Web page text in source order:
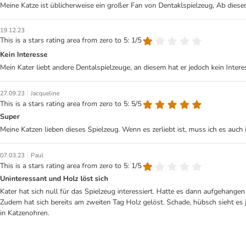
Meine Katze ist üblicherweise ein großer Fan von Dentaklspielzeug, Ab
19.12.23
This is a stars rating area from zero to 5: 1/5
Kein Interesse
Mein Kater liebt andere Dentalspielzeuge, an diesem hat er jedoch kein
27.09.23 | Jacqueline
This is a stars rating area from zero to 5: 5/5
Super
Meine Katzen lieben dieses Spielzeug. Wenn es zerliebt ist, muss ich es
07.03.23 | Paul
This is a stars rating area from zero to 5: 1/5
Uninteressant und Holz löst sich
Kater hat sich null für das Spielzeug interessiert. Hatte es dann
Zudem hat sich bereits am zweiten Tag Holz gelöst. Schade, hübsch sieht
in Katzenohren.